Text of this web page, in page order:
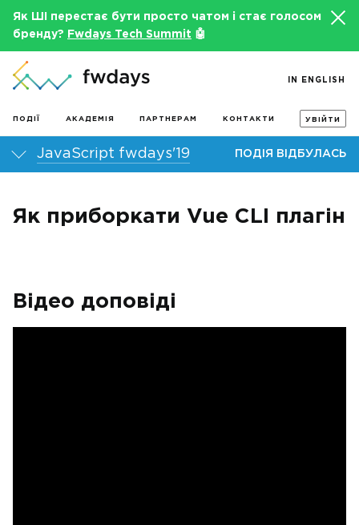
Як ШІ перестає бути просто чатом і стає голосом
бренду?
Fwdays Tech Summit 🤖
ПОДІЇ АКАДЕМІЯ ПАРТНЕРАМ КОНТАКТИ УВІЙТИ
IN ENGLISH
JavaScript fwdays'19 ПОДІЯ ВІДБУЛАСЬ
Як приборкати Vue CLI плагін
Відео доповіді